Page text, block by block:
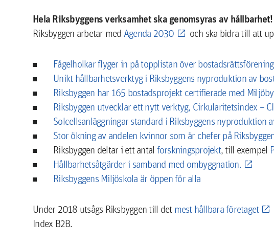
Hela Riksbyggens verksamhet ska genomsyras av hållbarhet!
Riksbyggen arbetar med Agenda 2030 och ska bidra till att
Fågelholkar flyger in på topplistan över
Unikt hållbarhetsverktyg i Riksbyggens nyproduktion av
Riksbyggen har 165 bostadsprojekt certifierade med
Riksbyggen utvecklar ett nytt verktyg, Cirkularitetsindex –
Solcellsanläggningar standard i Riksbyggens nyproduktion
Stor ökning av andelen kvinnor som är chefer på
Riksbyggen deltar i ett antal forskningsprojekt, till exempel
Hållbarhetsåtgärder i samband med ombyggnation.
Riksbyggens Miljöskola är öppen för alla
Under 2018 utsågs Riksbyggen till det mest hållbara företaget
Index B2B.